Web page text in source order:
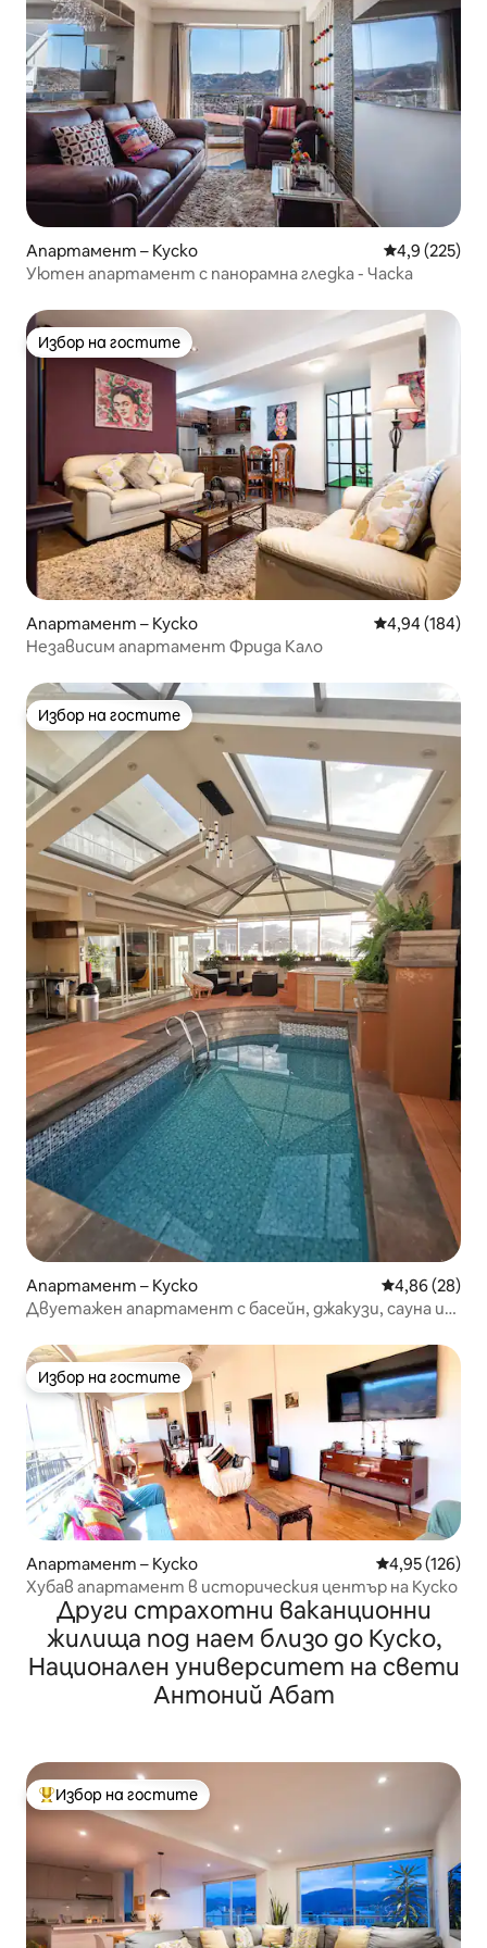
Апартамент – Куско Средна
4,9 (225)
Уютен апартамент с панорамна гледка - Часка
Избор на гостите
Избор на гостите
Апартамент – Куско Средна
4,94 (184)
Независим апартамент Фрида Кало
Избор на гостите
Избор на гостите
Апартамент – Куско Средна
4,86 (28)
Двуетажен апартамент с басейн, джакузи, сауна и
Избор на гостите
Избор на гостите
Апартамент – Куско Средна
4,95 (126)
Хубав апартамент в историческия център на Куско
Други страхотни ваканционни
жилища под наем близо до Куско,
Национален университет на свети
Антоний Абат
Най-популярен избор на гостите
Избор на гостите